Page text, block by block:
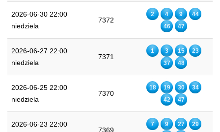
2026-06-30 22:00
niedziela
7372
2 4 9
44
46
47
2026-06-27 22:00
niedziela
7371
1 3 15
23
37
48
2026-06-25 22:00
niedziela
7370
18 19 30
34
42
47
2026-06-23 22:00
7369
7 9 27 29